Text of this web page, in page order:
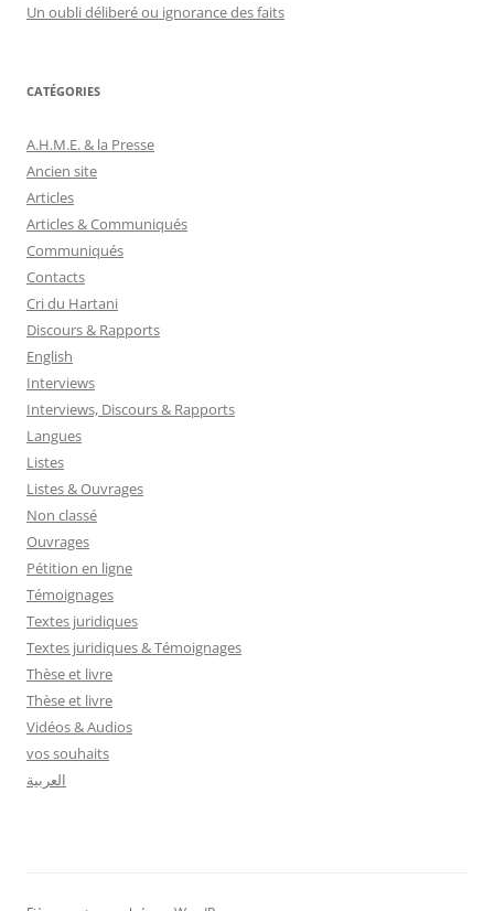
Un oubli déliberé ou ignorance des faits
CATÉGORIES
A.H.M.E. & la Presse
Ancien site
Articles
Articles & Communiqués
Communiqués
Contacts
Cri du Hartani
Discours & Rapports
English
Interviews
Interviews, Discours & Rapports
Langues
Listes
Listes & Ouvrages
Non classé
Ouvrages
Pétition en ligne
Témoignages
Textes juridiques
Textes juridiques & Témoignages
Thèse et livre
Thèse et livre
Vidéos & Audios
vos souhaits
العربية